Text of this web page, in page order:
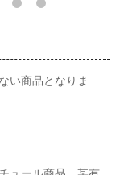
い商品となりま